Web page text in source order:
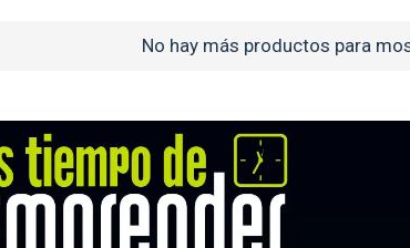
No hay más productos para